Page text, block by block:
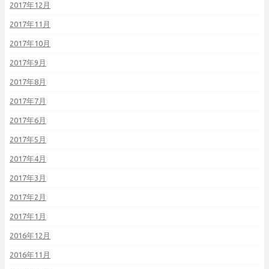
2017年12月
2017年11月
2017年10月
2017年9月
2017年8月
2017年7月
2017年6月
2017年5月
2017年4月
2017年3月
2017年2月
2017年1月
2016年12月
2016年11月